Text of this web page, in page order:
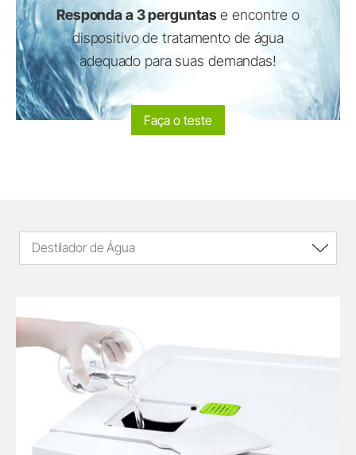
Responda a 3 perguntas e encontre o
dispositivo de tratamento de água
adequado para suas demandas!
Faça o teste
Destilador de Água